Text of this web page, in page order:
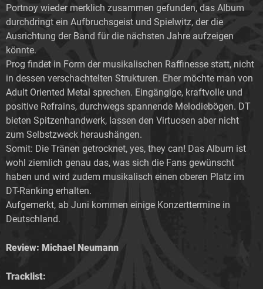
Portnoy wieder merklich zusammen gefunden, das Album
durchdringt ein Aufbruchsgeist und Spielwitz, der die
Ausrichtung der Band für die nächsten Jahre aufzeigen
könnte.
Prog findet in Form der musikalischen Raffinesse statt, nicht
in dessen verschachtelten Strukturen. Eher möchte man von
Adult Oriented Metal sprechen. Eingängige, kraftvolle und
positive Refrains, durchwegs spannende Melodiebögen. DT
bieten Spitzenhandwerk, lassen den Virtuosen aber nicht
zum Selbstzweck heraushängen.
Somit: Die Tränen getrocknet, yes, they can! Das Album ist
wohl ziemlich genau das, was sich die Fans gewünscht
haben und wird zudem musikalisch einen oberen Platz im
DT-Ranking erhalten.
Aufgemerkt, ab Juni kommen einige Konzerttermine in
Deutschland.
Review: Michael Neumann
Tracklist: